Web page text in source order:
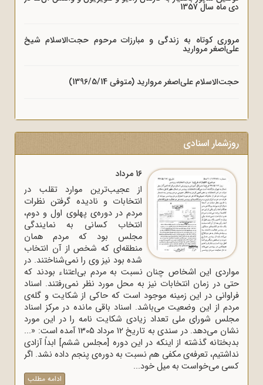
دی ماه سال 1357
مروری کوتاه به زندگی و مبارزات مرحوم حجت‌الاسلام شیخ
علی‌اصغر مروارید
حجت‌الاسلام علی‌اصغر مروارید (متوفی 1396/5/14)
روزشمار اسنادی
16 مرداد
از عجیب‌ترین موارد تقلب در
انتخابات و نادیده گرفتن نظرات
مردم در دوره‌ی پهلوی اول و دوم،
انتخاب کسانی به نمایندگی
مجلس بود که مردم همان
منطقه‌ای که شخص از آن انتخاب
شده بود نیز وی را نمی‌شناختند. در
مواردی این اشخاص چنان نسبت به مردم بی‌اعتناء بودند که
حتی در زمان انتخابات نیز به محل مورد نظر نمی‌رفتند. اسناد
فراوانی در این زمینه موجود است که حاکی از شکایت و گله‌ی
مردم از این وضعیت می‌باشد. اسناد باقی مانده در مرکز اسناد
مجلس شورای ملی تعداد زیادی شکایت نامه را در این مورد
نشان می‌دهد. در سندی به تاریخ 12 مرداد 1305 آمده است: «...
بدبختانه گذشته از اینکه در این دوره [مجلس ششم] ابداً آزادی
نداشتیم، تعرفه‌ی مکفی هم نسبت به دوره‌ی پنجم داده نشد. اگر
کسی می‌خواست به میل خود...
ادامه مطلب